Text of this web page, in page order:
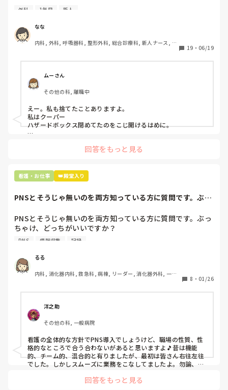
今日はじめての創処置をしました。
ゴミと一緒に、ノリで鑷子達を捨てました。。
患者に使用した物品は使い捨て、という認識が頭の中にあっ
て…。
プリセプターに
「普通鑷子捨てる！？明らかに使い捨てて良いような安物じ
ゃないよね？」
「そんなミスした新人、あなたが初めてだよ」
と言われました。。
たしかに、よくよく考えてみれば
手術室で使った物品も全部滅菌して使いまわすし、
なんで頭回らなかったんだろう😭
市長さんは、
患者さんに迷惑かけたわけじゃないから大丈夫、
自分が情けなくて情けなくて😭
こんなバカな私をせめて笑い飛ばしてください笑
外科 1年目 新人
なな
内科, 外科, 呼吸器科, 整形外科, 総合診療科, 新人ナース, 脳
19 ・ 06/19
ムーさん
その他の科, 離職中
えー。私も捨てたことありますよ。
私はクーパー
ハザードボックス閉めてたのをこじ開けるはめに。
に出しちゃったり。(これは問題か💦)
回答をもっと見る
看護・お仕事 👑殿堂入り
PNSとそうじゃ無いのを両方知っている方に質問です。ぶっ
PNSとそうじゃ無いのを両方知っている方に質問です。ぶっ
ちゃけ、どっちがいいですか？
後、PNSを廃止しました。
私は、そのPNSを廃止した病棟からまだPNSをやっている病
棟に9月に異動してきました。
じざるを得ませんでした。
色々な病棟に入院したことのある患者さんも、「(私が異動
する前の病棟の方が)新人が患者から見てもよく動けてた
よ」と言っていました。
現病棟はPNSだけれども、結局は忙しくて、新人の面倒を見
てられず、清潔ケアや単純に点滴を繋げてくるなど、簡単な
仕事しか新人にさせていませんでした。PNSを廃止した病棟
では、イベントは必ずと言っていいほど新人に担当させて、
ることがどんどん増えていったと思っています。
PNS 情報収集 記録
るる
内科, 消化器内科, 救急科, 病棟, リーダー, 消化器外科, 一般
8 ・ 01/26
洋之助
その他の科, 一般病院
看護の全体的な方針でPNS導入でしょうけど、職場の性質、性
格的なところで合う合わないがあると思いますよ🎵昔は機能
的、チーム的、混合的と有りましたが、最初は皆さん右往左往
でした。しかしスムーズに業務をこなしてましたよ。勿論、指
と意見交換を行うべきと思いますよ🎵それに人手が足りないの
回答をもっと見る